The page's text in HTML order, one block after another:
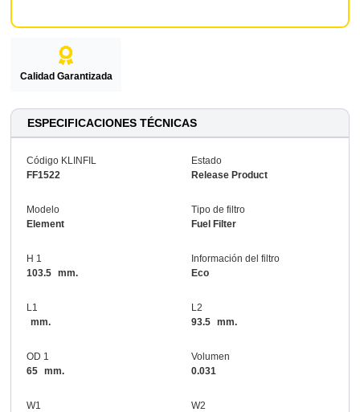
Calidad Garantizada
ESPECIFICACIONES TÉCNICAS
Código KLINFIL
FF1522
Estado
Release Product
Modelo
Element
Tipo de filtro
Fuel Filter
H 1
103.5 mm.
Información del filtro
Eco
L1
mm.
L2
93.5 mm.
OD 1
65 mm.
Volumen
0.031
W1
W2